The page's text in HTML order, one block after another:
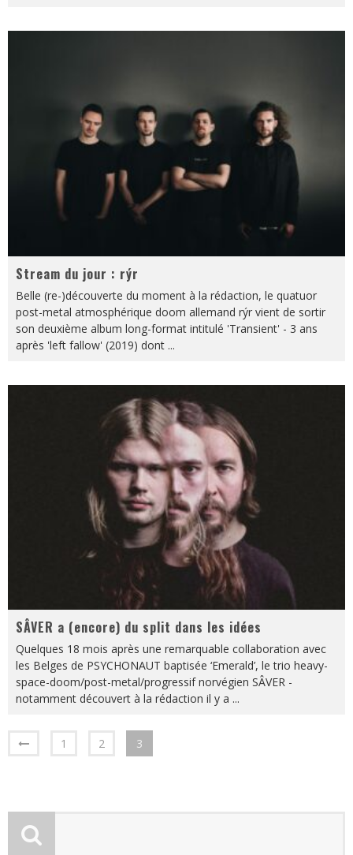
Stream du jour : rýr
Belle (re-)découverte du moment à la rédaction, le quatuor
post-metal atmosphérique doom allemand rýr vient de sortir
son deuxième album long-format intitulé 'Transient' - 3 ans
après 'left fallow' (2019) dont ...
SÂVER a (encore) du split dans les idées
Quelques 18 mois après une remarquable collaboration avec
les Belges de PSYCHONAUT baptisée ‘Emerald’, le trio heavy-
space-doom/post-metal/progressif norvégien SÂVER -
notamment découvert à la rédaction il y a ...
1 2 3